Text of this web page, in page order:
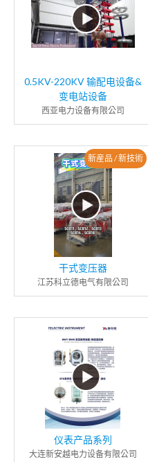
0.5KV-220KV 输配电设备&
变电站设备
西亚电力设备有限公司
新産品 / 新技術
干式变压器
江苏科立德电气有限公司
仪表产品系列
大连新安越电力设备有限公司